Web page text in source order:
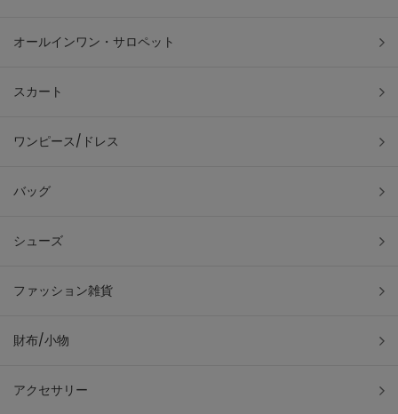
オールインワン・サロペット
スカート
ワンピース/ドレス
バッグ
シューズ
ファッション雑貨
財布/小物
アクセサリー